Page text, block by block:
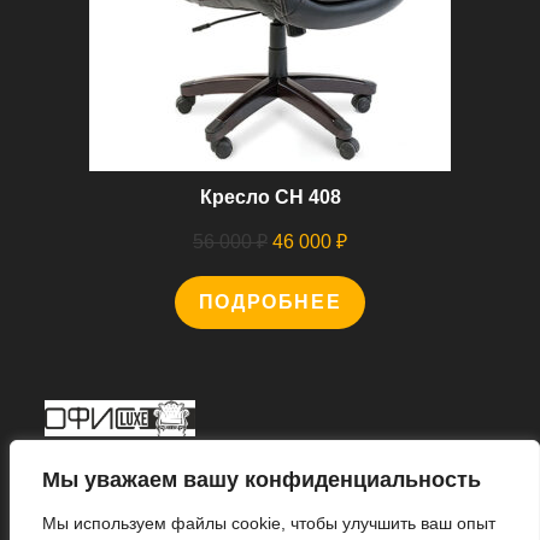
Мы уважаем вашу конфиденциальность
Мы используем файлы cookie, чтобы улучшить ваш опыт
Кресло CH 408
56 000₽ Первоначальная
цена
составляла
46 000 ₽Текущая
46
ПОДРОБНЕЕ